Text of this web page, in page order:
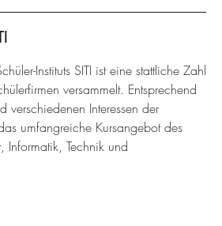
Instituts SITI ist eine stattliche Zahl
versammelt. Entsprechend
verschiedenen Interessen der
umfangreiche Kursangebot des
Informatik, Technik und